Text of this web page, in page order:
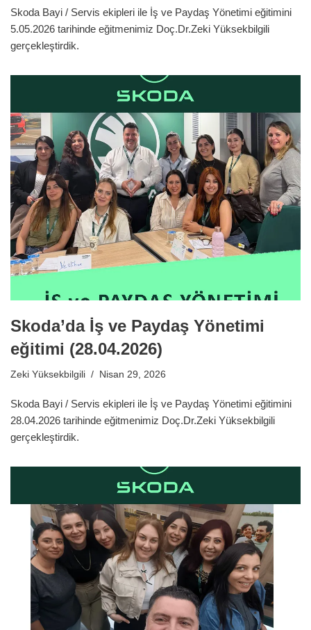
Skoda Bayi / Servis ekipleri ile İş ve Paydaş Yönetimi eğitimini
5.05.2026 tarihinde eğitmenimiz Doç.Dr.Zeki Yüksekbilgili
gerçekleştirdik.
Skoda’da İş ve Paydaş Yönetimi
eğitimi (28.04.2026)
Zeki Yüksekbilgili Nisan 29, 2026
Skoda Bayi / Servis ekipleri ile İş ve Paydaş Yönetimi eğitimini
28.04.2026 tarihinde eğitmenimiz Doç.Dr.Zeki Yüksekbilgili
gerçekleştirdik.